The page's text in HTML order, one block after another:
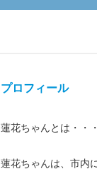
プロフィール
蓮花ちゃんとは・・・
蓮花ちゃんは、市内